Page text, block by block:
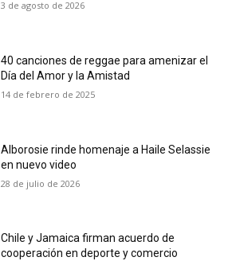
3 de agosto de 2026
40 canciones de reggae para amenizar el
Día del Amor y la Amistad
14 de febrero de 2025
Alborosie rinde homenaje a Haile Selassie
en nuevo video
28 de julio de 2026
Chile y Jamaica firman acuerdo de
cooperación en deporte y comercio